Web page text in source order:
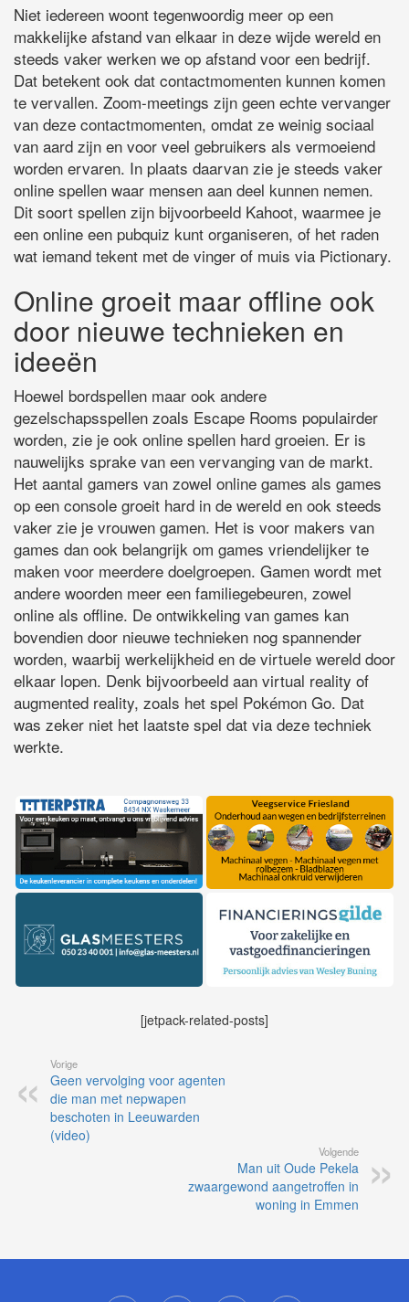
Niet iedereen woont tegenwoordig meer op een
makkelijke afstand van elkaar in deze wijde wereld en
steeds vaker werken we op afstand voor een bedrijf.
Dat betekent ook dat contactmomenten kunnen komen
te vervallen. Zoom-meetings zijn geen echte vervanger
van deze contactmomenten, omdat ze weinig sociaal
van aard zijn en voor veel gebruikers als vermoeiend
worden ervaren. In plaats daarvan zie je steeds vaker
online spellen waar mensen aan deel kunnen nemen.
Dit soort spellen zijn bijvoorbeeld Kahoot, waarmee je
een online een pubquiz kunt organiseren, of het raden
wat iemand tekent met de vinger of muis via Pictionary.
Online groeit maar offline ook
door nieuwe technieken en
ideeën
Hoewel bordspellen maar ook andere
gezelschapsspellen zoals Escape Rooms populairder
worden, zie je ook online spellen hard groeien. Er is
nauwelijks sprake van een vervanging van de markt.
Het aantal gamers van zowel online games als games
op een console groeit hard in de wereld en ook steeds
vaker zie je vrouwen gamen. Het is voor makers van
games dan ook belangrijk om games vriendelijker te
maken voor meerdere doelgroepen. Gamen wordt met
andere woorden meer een familiegebeuren, zowel
online als offline. De ontwikkeling van games kan
bovendien door nieuwe technieken nog spannender
worden, waarbij werkelijkheid en de virtuele wereld door
elkaar lopen. Denk bijvoorbeeld aan virtual reality of
augmented reality, zoals het spel Pokémon Go. Dat
was zeker niet het laatste spel dat via deze techniek
werkte.
[jetpack-related-posts]
Vorige
Geen vervolging voor agenten
die man met nepwapen
beschoten in Leeuwarden
(video)
Volgende
Man uit Oude Pekela
zwaargewond aangetroffen in
woning in Emmen